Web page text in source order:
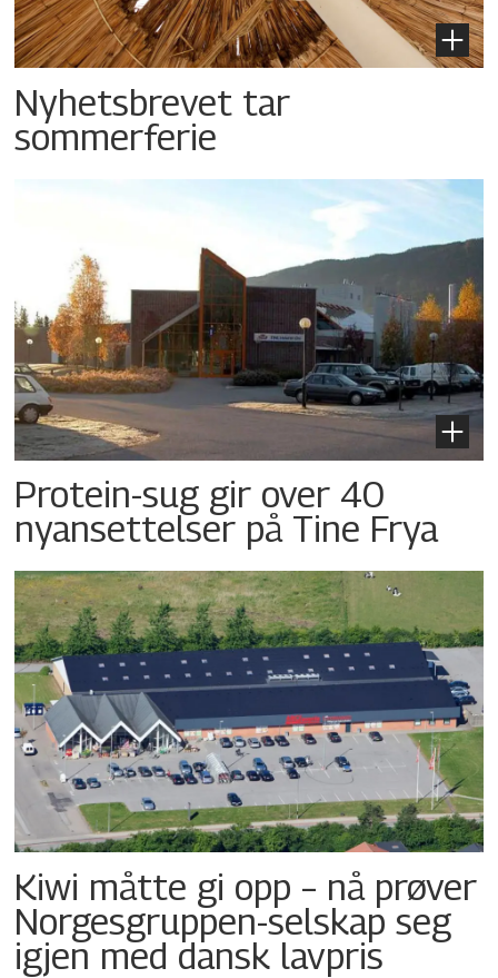
Nyhetsbrevet tar
sommerferie
Protein-sug gir over 40
nyansettelser på Tine Frya
Kiwi måtte gi opp – nå prøver
Norgesgruppen-selskap seg
igjen med dansk lavpris